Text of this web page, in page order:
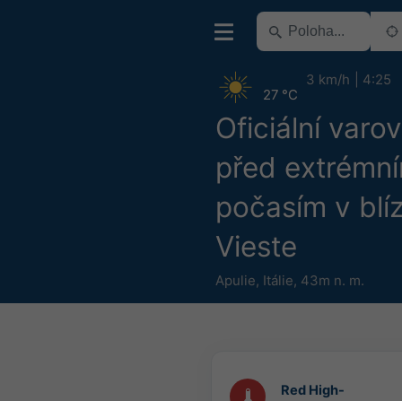
Oficiální
před
počasím v
Vieste
Apulie, Itálie, 43m n. m.
27 °C
3 km/h 4:25
Red High-